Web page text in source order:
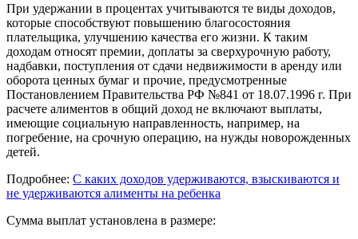
При удержании в процентах учитываются те виды доходов,
которые способствуют повышению благосостояния
плательщика, улучшению качества его жизни. К таким
доходам относят премии, доплаты за сверхурочную работу,
надбавки, поступления от сдачи недвижимости в аренду или
оборота ценных бумаг и прочие, предусмотренные
Постановлением Правительства РФ №841 от 18.07.1996 г. При
расчете алиментов в общий доход не включают выплаты,
имеющие социальную направленность, например, на
погребение, на срочную операцию, на нужды новорожденных
детей.
Подробнее: С каких доходов удерживаются, взыскиваются и
не удерживаются алименты на ребенка
Сумма выплат установлена в размере: